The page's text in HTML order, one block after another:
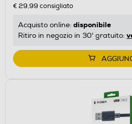
€ 29,99 consigliato
Acquisto online: disponibile
Ritiro in negozio in 30' gratuito: